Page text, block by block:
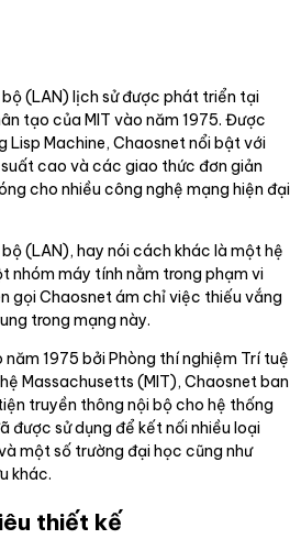
(LAN) lịch sử được phát triển tại
tạo của MIT vào năm 1975. Được
Lisp Machine, Chaosnet nổi bật với
cao và các giao thức đơn giản
cho nhiều công nghệ mạng hiện đại
(LAN), hay nói cách khác là một hệ
nhóm máy tính nằm trong phạm vi
gọi Chaosnet ám chỉ việc thiếu vắng
trong mạng này.
1975 bởi Phòng thí nghiệm Trí tuệ
Massachusetts (MIT), Chaosnet ban
truyền thông nội bộ cho hệ thống
được sử dụng để kết nối nhiều loại
một số trường đại học cũng như
khác.
thiết kế